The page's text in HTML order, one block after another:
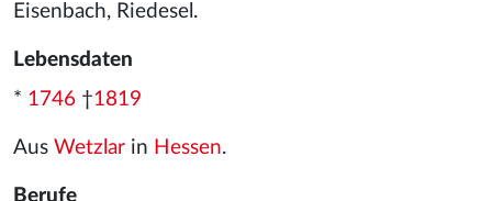
Eisenbach, Riedesel.
Lebensdaten
* 1746 †1819
Aus Wetzlar in Hessen.
Berufe